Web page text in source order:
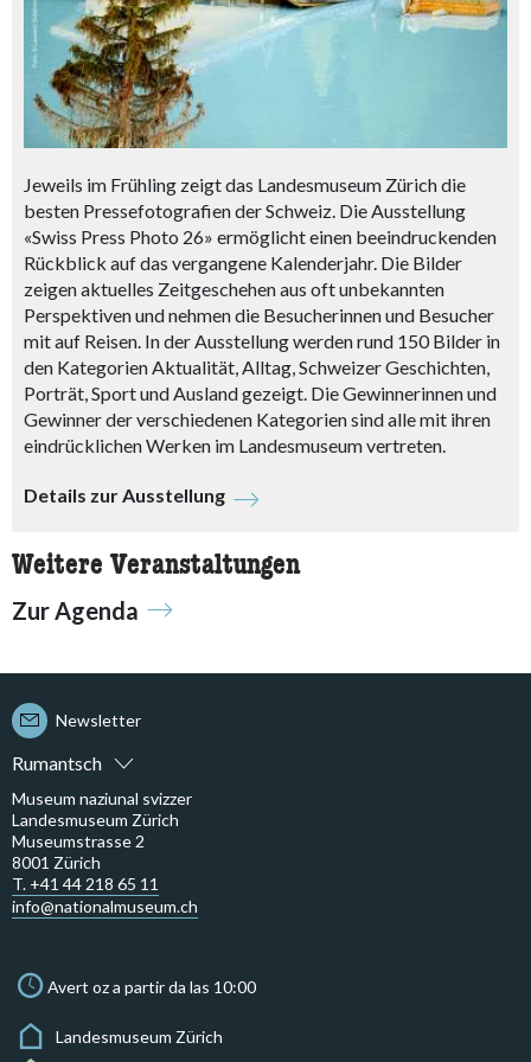
Jeweils im Frühling zeigt das Landesmuseum Zürich die
besten Pressefotografien der Schweiz. Die Ausstellung
«Swiss Press Photo 26» ermöglicht einen beeindruckenden
Rückblick auf das vergangene Kalenderjahr. Die Bilder
zeigen aktuelles Zeitgeschehen aus oft unbekannten
Perspektiven und nehmen die Besucherinnen und Besucher
mit auf Reisen. In der Ausstellung werden rund 150 Bilder in
den Kategorien Aktualität, Alltag, Schweizer Geschichten,
Porträt, Sport und Ausland gezeigt. Die Gewinnerinnen und
Gewinner der verschiedenen Kategorien sind alle mit ihren
eindrücklichen Werken im Landesmuseum vertreten.
Details zur Ausstellung
Weitere Veranstaltungen
Zur Agenda
Rumantsch
Newsletter
Museum naziunal svizzer
Landesmuseum Zürich
Museumstrasse 2
8001 Zürich
T. +41 44 218 65 11
info@nationalmuseum.ch
Avert oz a partir da las 10:00
Landesmuseum Zürich